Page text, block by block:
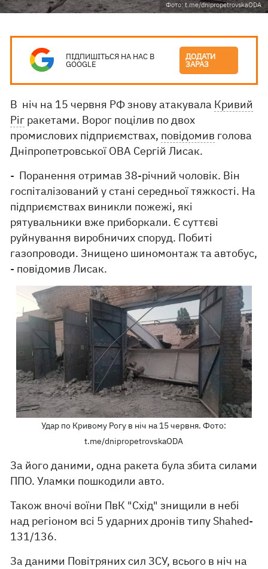
Фото: t.me/dnipropetrovskaODA
ПІДПИШІТЬСЯ НА НАС В
GOOGLE
ДОДАТИ
ЗАРАЗ
В ніч на 15 червня РФ знову атакувала Кривий
Ріг ракетами. Ворог поцілив по двох
промислових підприємствах, повідомив голова
Дніпропетровської ОВА Сергій Лисак.
- Поранення отримав 38-річний чоловік. Він
госпіталізований у стані середньої тяжкості. На
підприємствах виникли пожежі, які
рятувальники вже приборкали. Є суттєві
руйнування виробничих споруд. Побиті
газопроводи. Знищено шиномонтаж та автобус,
- повідомив Лисак.
Удар по Кривому Рогу в ніч на 15 червня. Фото:
t.me/dnipropetrovskaODA
За його даними, одна ракета була збита силами
ППО. Уламки пошкодили авто.
Також вночі воїни ПвК "Схід" знищили в небі
над регіоном всі 5 ударних дронів типу Shahed-
131/136.
За даними Повітряних сил ЗСУ, всього в ніч на